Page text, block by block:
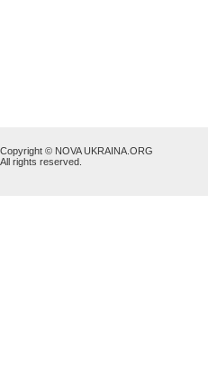
Copyright © NOVA UKRAINA.ORG
All rights reserved.